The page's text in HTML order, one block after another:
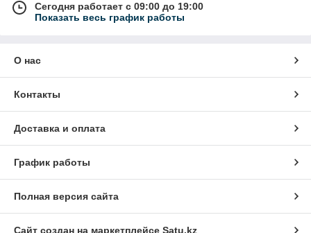
Сегодня работает с 09:00 до 19:00
Показать весь график работы
О нас
Контакты
Доставка и оплата
График работы
Полная версия сайта
Сайт создан на маркетплейсе Satu.kz